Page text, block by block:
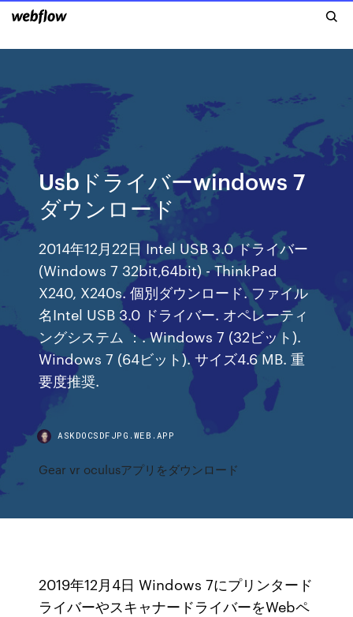
Usbドライバーwindows 7
ダウンロード
2014年12月22日 Intel USB 3.0 ドライバー
(Windows 7 32bit,64bit) - ThinkPad
X240, X240s. 個別ダウンロード. ファイル
名Intel USB 3.0 ドライバー. オペレーティ
ングシステム ：. Windows 7 (32ビット).
Windows 7 (64ビット). サイズ4.6 MB. 重
要度推奨.
ASKDOCSDFJPG.WEB.APP
Gear vr oculusアプリをダウンロード
2019年12月4日 Windows 7にプリンタード
ライバーやスキャナードライバーをWebペ